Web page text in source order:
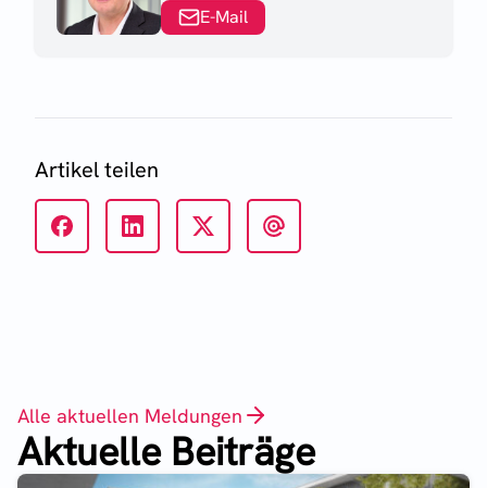
E-Mail
Artikel teilen
Alle aktuellen Meldungen
Aktuelle Beiträge